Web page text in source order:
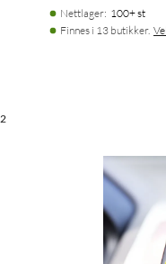
Nettlager: 100+ st
Finnes i 13 butikker.
2